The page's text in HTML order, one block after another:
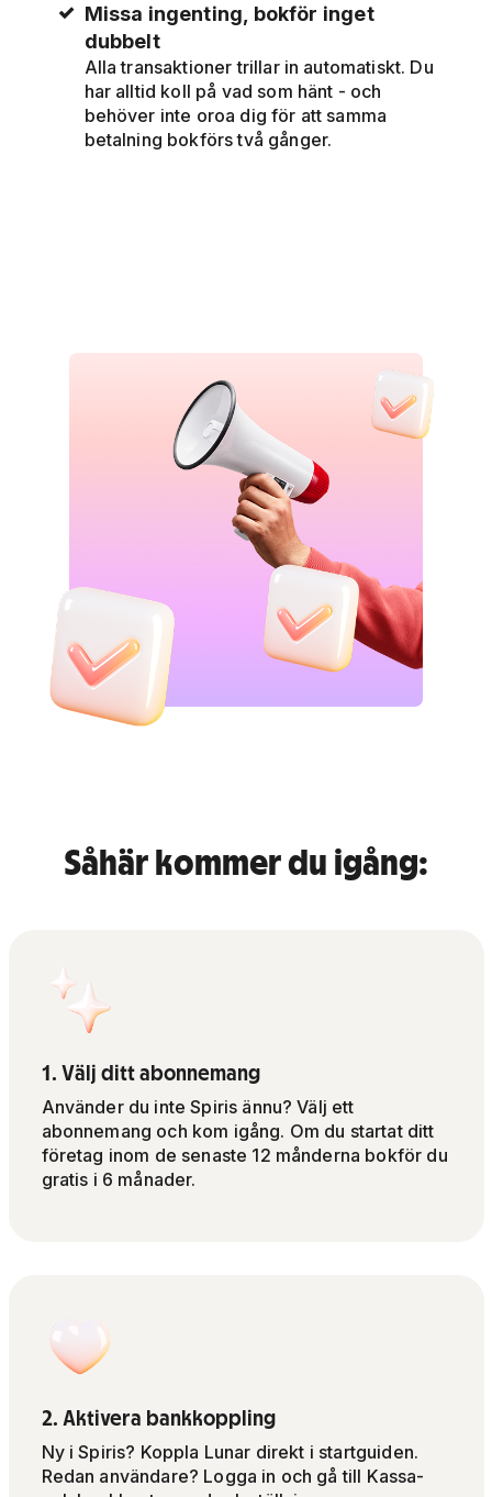
Missa ingenting, bokför inget
dubbelt
Alla transaktioner trillar in automatiskt. Du
har alltid koll på vad som hänt - och
behöver inte oroa dig för att samma
betalning bokförs två gånger.
Såhär kommer du igång:
1. Välj ditt abonnemang
Använder du inte Spiris ännu? Välj ett
abonnemang och kom igång. Om du startat ditt
företag inom de senaste 12 månderna bokför du
gratis i 6 månader.
2. Aktivera bankkoppling
Ny i Spiris? Koppla Lunar direkt i startguiden.
Redan användare? Logga in och gå till Kassa-